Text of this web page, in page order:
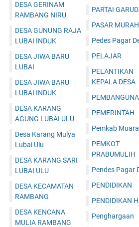
DESA GERINAM
RAMBANG NIRU
DESA GUNUNG RAJA
LUBAI INDUK
DESA JIWA BARU
LUBAI
DESA JIWA BARU
LUBAI INDUK
DESA KARANG
AGUNG LUBAI ULU
Desa Karang Mulya
Lubai Ulu
DESA KARANG SARI
LUBAI ULU
DESA KECAMATAN
RAMBANG
DESA KENCANA
MULIA RAMBANG
PARTAI
PASAR MURAH
Pedes Pagar
PELAJAR
PELANTIKAN
KEPALA DESA
PEMERINTAH
Pemkab
PEMKOT
PRABUMULIH
Pendes Pagar
PENDIDIKAN
PENDIDIKAN
Penghargaan